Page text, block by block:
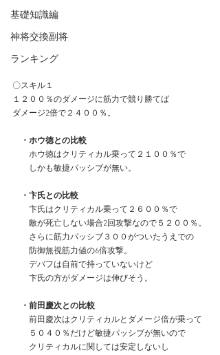
基礎知識編
神将交換副将
ランキング
〇スキル１
１２００％のダメージに筋力で競り勝てば
ダメージ2倍で２４００％。
・ホウ徳との比較
ホウ徳はクリティカル乗って２１００％で
しかも敏捷パッシブが無い。
・卞氏との比較
卞氏はクリティカル乗って２６００％で
敵が死亡しない場合2回攻撃なので５２００％。
さらに筋力パッシブ３００がついたうえでの
防御無視筋力値の6倍攻撃。
デバフは自前で持っていないけど
卞氏の方がダメージは伸びそう。
・前田慶次との比較
前田慶次はクリティカルとダメージ倍が乗って
５０４０％だけど敏捷パッシブが無いので
クリティカルに関しては安定しないし